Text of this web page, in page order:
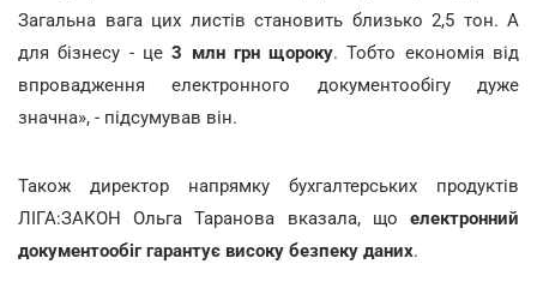
Загальна вага цих листів становить близько 2,5 тон. А
для бізнесу - це3 млн грн щороку. Тобто економія від
впровадження електронного документообігу дуже
значна», - підсумував він.
Також директор напрямку бухгалтерських продуктів
ЛІГА:ЗАКОН Ольга Таранова вказала, що електронний
документообіг гарантує високу безпеку даних.